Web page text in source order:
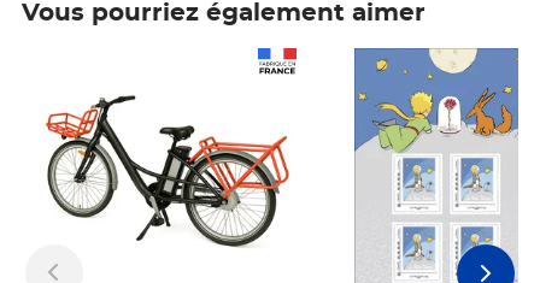
Vous pourriez également aimer
Prix 7,50€